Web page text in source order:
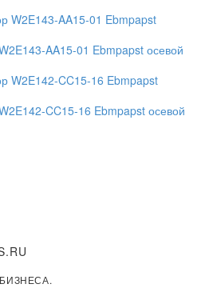
AA15-01 Ebmpapst осевой
CC15-16 Ebmpapst осевой